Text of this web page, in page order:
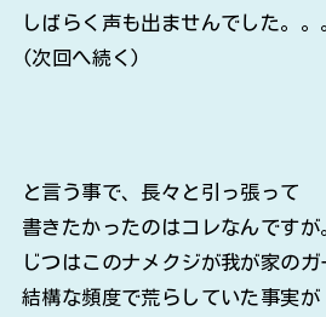
しばらく声も出ませんでした。。
(次回へ続く)
と言う事で、長々と引っ張って
書きたかったのはコレなんですが
じつはこのナメクジが我が家のガ
結構な頻度で荒らしていた事実が